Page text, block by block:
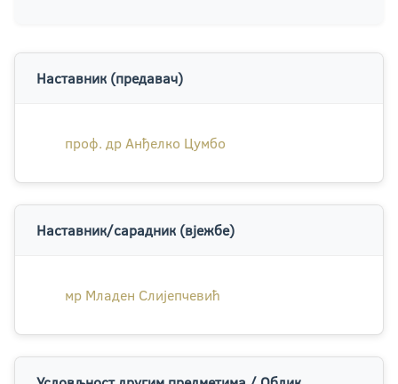
Наставник (предавач)
проф. др Анђелко Цумбо
Наставник/сарадник (вјежбе)
мр Младен Слијепчевић